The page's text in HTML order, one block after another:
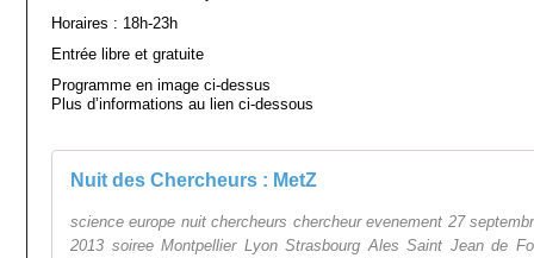
Horaires : 18h-23h
Entrée libre et gratuite
Programme en image ci-dessus
Plus d’informations au lien ci-dessous
Nuit des Chercheurs : MetZ
science europe nuit chercheurs chercheur evenement 27
2013 soiree Montpellier Lyon Strasbourg Ales Saint Jean de